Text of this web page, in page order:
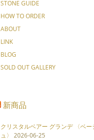
STONE GUIDE
HOW TO ORDER
ABOUT
LINK
BLOG
SOLD OUT GALLERY
新商品
クリスタルベアー グランデ 〈ベー
ュ〉 2026-06-25